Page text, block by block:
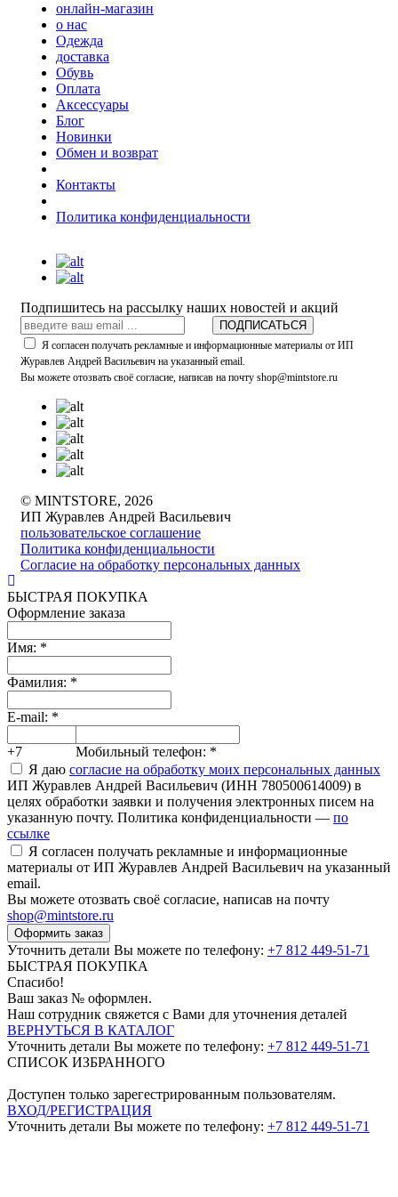
онлайн-магазин
о нас
Одежда
доставка
Обувь
Оплата
Аксессуары
Блог
Новинки
Обмен и возврат
Контакты
Политика конфиденциальности
Подпишитесь на рассылку наших новостей и акций
ПОДПИСАТЬСЯ
Я согласен получать рекламные и информационные материалы от ИП
Журавлев Андрей Васильевич на указанный email.
Вы можете отозвать своё согласие, написав на почту shop@mintstore.ru
© MINTSTORE, 2026
ИП Журавлев Андрей Васильевич
пользовательское соглашение
Политика конфиденциальности
Согласие на обработку персональных данных
БЫСТРАЯ ПОКУПКА
Оформление заказа
Имя: *
Фамилия: *
E-mail: *
+7 Мобильный телефон: *
Я даю согласие на обработку моих персональных данных
ИП Журавлев Андрей Васильевич (ИНН 780500614009) в
целях обработки заявки и получения электронных писем на
указанную почту. Политика конфиденциальности — по
ссылке
Я согласен получать рекламные и информационные
материалы от ИП Журавлев Андрей Васильевич на указанный
email.
Вы можете отозвать своё согласие, написав на почту
shop@mintstore.ru
Оформить заказ
Уточнить детали Вы можете по телефону: +7 812 449-51-71
БЫСТРАЯ ПОКУПКА
Спасибо!
Ваш заказ № оформлен.
Наш сотрудник свяжется с Вами для уточнения деталей
ВЕРНУТЬСЯ В КАТАЛОГ
Уточнить детали Вы можете по телефону: +7 812 449-51-71
СПИСОК ИЗБРАННОГО
Доступен только зарегестрированным пользователям.
ВХОД/РЕГИСТРАЦИЯ
Уточнить детали Вы можете по телефону: +7 812 449-51-71